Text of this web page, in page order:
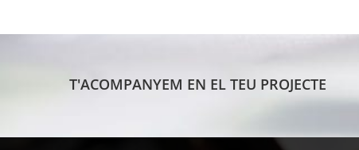
T'ACOMPANYEM EN EL TEU PROJECTE